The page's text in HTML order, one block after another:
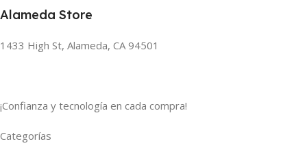
Alameda Store
1433 High St, Alameda, CA 94501
¡Confianza y tecnología en cada compra!
Categorías